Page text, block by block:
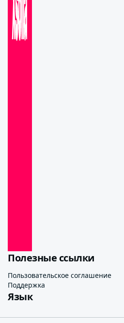
Полезные ссылки
Пользовательское соглашение
Поддержка
Язык